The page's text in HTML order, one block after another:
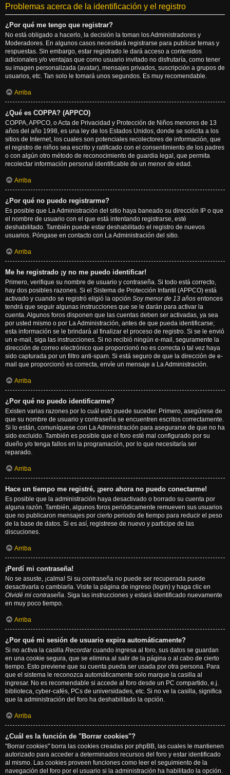
Problemas acerca de la identificación y el registro
¿Por qué me tengo que registrar?
No está obligado a hacerlo, la decisión la toman los Administradores y
Moderadores. En algunos casos necesitará registrarse para publicar temas y
respuestas. Sin embargo, estar registrado le dará acceso a contenidos
adicionales y/o ventajas que como usuario invitado no disfrutaría, como tener
su imagen personalizada (avatar), mensajes privados, suscripción a grupos de
usuarios, etc. Tan solo le tomará unos segundos. Es muy recomendable.
Arriba
¿Qué es COPPA? (APPCO)
COPPA, APPCO, o Acta de Privacidad y Protección de Niños menores de 13
años del año 1998, es una ley de los Estados Unidos, donde se solicita a los
sitios de Internet, los cuales son potenciales recolectores de información, que
el registro de niños sea escrito y ratificado con el consentimiento de los padres
o con algún otro método de reconocimiento de guardia legal, que permita
recolectar información personal identificable de un menor de edad.
Arriba
¿Por qué no puedo registrarme?
Es posible que La Administración del sitio haya baneado su dirección IP o que
el nombre de usuario con el que está intentando registrarse, esté
deshabilitado. También puede estar deshabilitado el registro de nuevos
usuarios. Póngase en contacto con La Administración del sitio.
Arriba
Me he registrado ¡y no me puedo identificar!
Primero, verifique su nombre de usuario y contraseña. Si todo está correcto,
hay dos posibles razones. Si el Sistema de Protección Infantil (APPCO) está
activado y cuando se registró eligió la opción Soy menor de 13 años entonces
tendrá que seguir algunas instrucciones que se le darán para activar la
cuenta. Algunos foros disponen que las cuentas deben ser activadas, ya sea
por usted mismo o por La Administración, antes de que pueda identificarse;
esta información se le brindará al finalizar el proceso de registro. Si se le envió
un e-mail, siga las instrucciones. Si no recibió ningún e-mail, seguramente la
dirección de correo electrónico que proporcionó no es correcta o tal vez haya
sido capturada por un filtro anti-spam. Si está seguro de que la dirección de e-
mail que proporcionó es correcta, envíe un mensaje a La Administración.
Arriba
¿Por qué no puedo identificarme?
Existen varias razones por lo cuál esto puede suceder. Primero, asegúrese de
que su nombre de usuario y contraseña se encuentren escritos correctamente.
Si lo están, comuníquese con La Administración para asegurarse de que no ha
sido excluido. También es posible que el foro esté mal configurado por su
dueño y/o tenga fallos en la programación, por lo que necesitaría ser
reparado.
Arriba
Hace un tiempo me registré, ¡pero ahora no puedo conectarme!
Es posible que la administración haya desactivado o borrado su cuenta por
alguna razón. También, algunos foros periódicamente remueven sus usuarios
que no publicaron mensajes por cierto periodo de tiempo para reducir el peso
de la base de datos. Si es así, registrese de nuevo y participe de las
discuciones.
Arriba
¡Perdí mi contraseña!
No se asuste, ¡calma! Si su contraseña no puede ser recuperada puede
desactivarla o cambiarla. Visite la página de ingreso (login) y haga clic en
Olvidé mi contraseña. Siga las instrucciones y estará identificado nuevamente
en muy poco tiempo.
Arriba
¿Por qué mi sesión de usuario expira automáticamente?
Si no activa la casilla Recordarcuando ingresa al foro, sus datos se guardan
en una cookie segura, que se elimina al salir de la página o al cabo de cierto
tiempo. Esto previene que su cuenta pueda ser usada por otra persona. Para
que el sistema le reconozca automáticamente solo marque la casilla al
ingresar. No es recomendable si accede al foro desde un PC compartido, e.j.
biblioteca, cyber-cafés, PCs de universidades, etc. Si no ve la casilla, significa
que la administración del foro ha deshabilitado la opción.
Arriba
¿Cuál es la función de "Borrar cookies"?
"Borrar cookies" borra las cookies creadas por phpBB, las cuales le mantienen
autorizado para acceder a determinados recursos del foro y estar identificado
al mismo. Las cookies proveen funciones como leer el seguimiento de la
navegación del foro por el usuario si la administración ha habilitado la opción.